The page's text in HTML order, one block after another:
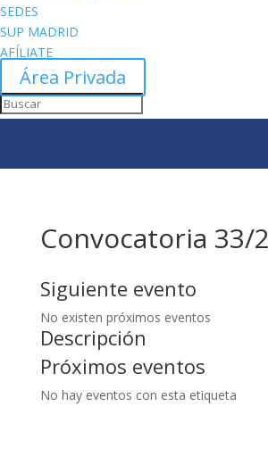
SEDES
SUP MADRID
AFÍLIATE
Área Privada
Convocatoria 33/
Siguiente evento
No existen próximos eventos
Descripción
Próximos eventos
No hay eventos con esta etiqueta